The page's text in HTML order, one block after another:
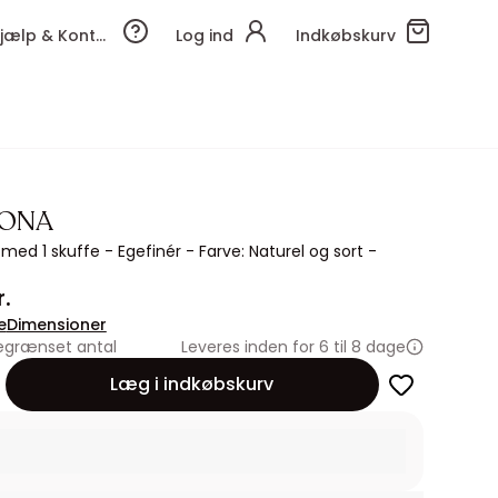
Hjælp & Kontakt Log ind Indkøbskurv
1 skuffe - Egefinér - Farve: Naturel og sort -
Dimensioner
antal
Leveres inden for 6 til 8 dage
Læg i indkøbskurv